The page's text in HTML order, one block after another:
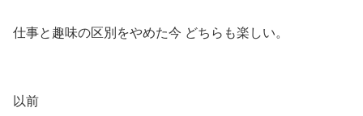
仕事と趣味の区別をやめた今 どちらも楽しい。
以前